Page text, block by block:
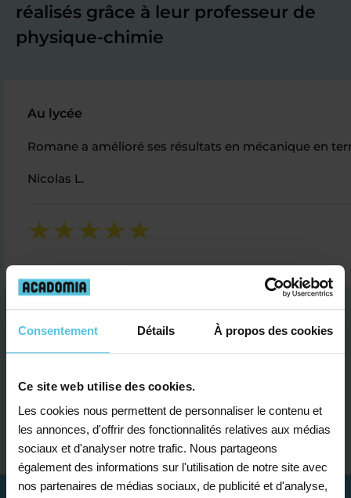
Consentement Détails À propos des cookies
Ce site web utilise des cookies.
Les cookies nous permettent de personnaliser le contenu et
les annonces, d'offrir des fonctionnalités relatives aux médias
sociaux et d'analyser notre trafic. Nous partageons
également des informations sur l'utilisation de notre site avec
nos partenaires de médias sociaux, de publicité et d'analyse,
réalisés grâce à leur professeur de
physique-chimie
Au lycée
Romane a amélioré ses résultats en mécanique en
Nicolas L.